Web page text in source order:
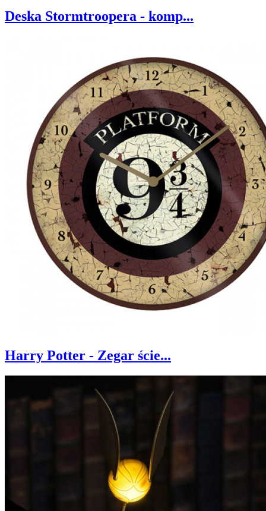
Deska Stormtroopera - komp...
Harry Potter - Zegar ście...